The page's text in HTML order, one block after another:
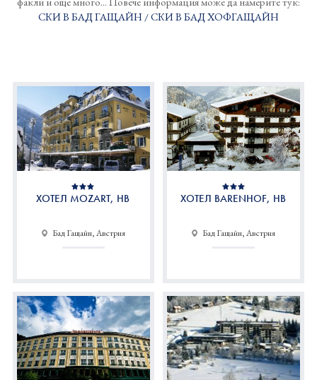
СКИ В БАД ГАЩАЙН / СКИ В БАД ХОФГАЩАЙН
ХОТЕЛ MOZART, HB
Бад Гащайн, Австрия
ХОТЕЛ BARENHOF, HB
Бад Гащайн, Австрия